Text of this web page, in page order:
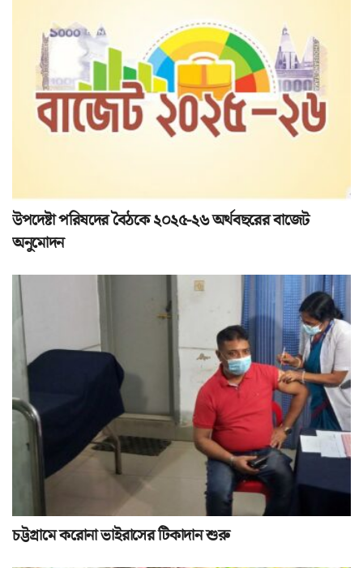
উপদেষ্টা পরিষদের বৈঠকে ২০২৫-২৬ অর্থবছরের বাজেট
অনুমোদন
চট্টগ্রামে করোনা ভাইরাসের টিকাদান শুরু